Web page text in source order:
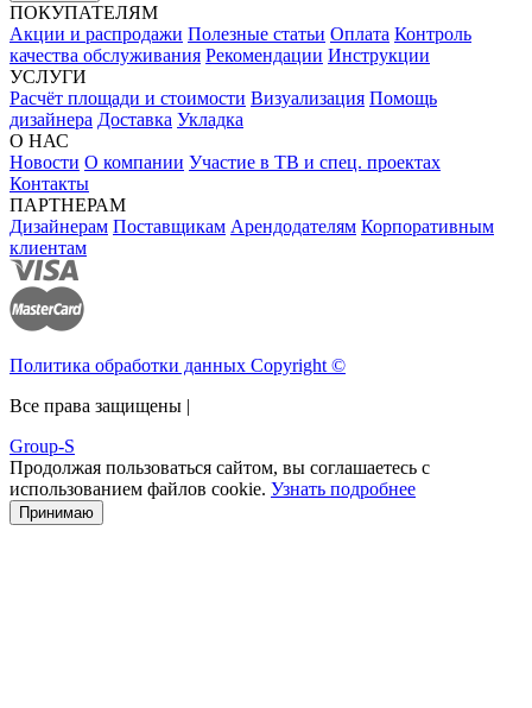
ПОКУПАТЕЛЯМ
Акции и распродажи Полезные статьи Оплата Контроль
качества обслуживания Рекомендации Инструкции
УСЛУГИ
Расчёт площади и стоимости Визуализация Помощь
дизайнера Доставка Укладка
О НАС
Новости О компании Участие в ТВ и спец. проектах
Контакты
ПАРТНЕРАМ
Дизайнерам Поставщикам Арендодателям Корпоративным
клиентам
Политика обработки данных Copyright ©
Все права защищены |
Group-S
Продолжая пользоваться сайтом, вы соглашаетесь с
использованием файлов cookie. Узнать подробнее
Принимаю